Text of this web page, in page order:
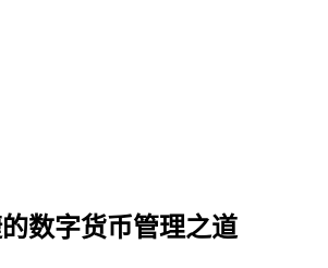
数字货币管理之道